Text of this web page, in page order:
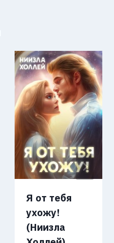
Я от тебя
ухожу!
(Ниизла